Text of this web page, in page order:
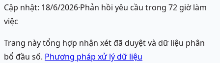
Cập nhật: 18/6/2026·Phản hồi yêu cầu trong 72 giờ làm
việc
Trang này tổng hợp nhận xét đã duyệt và dữ liệu phân
bổ đầu số. Phương pháp xử lý dữ liệu